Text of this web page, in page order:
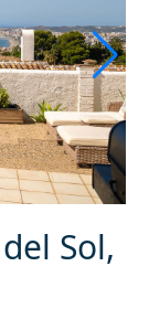
Sol,